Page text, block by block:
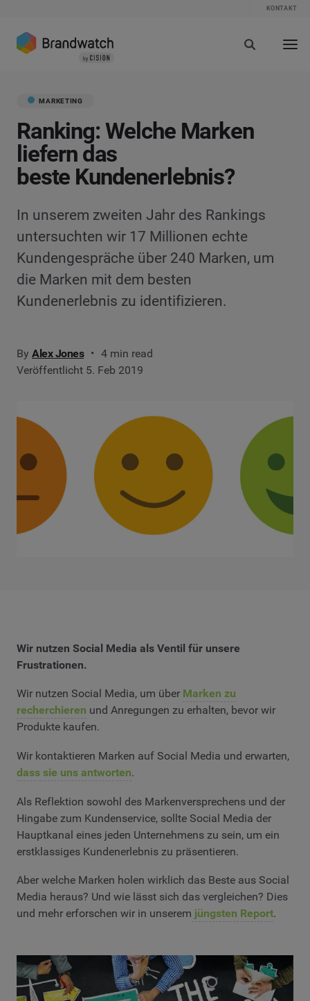
KONTAKT
MARKETING
Ranking: Welche Marken
liefern das
beste Kundenerlebnis?
In unserem zweiten Jahr des Rankings
untersuchten wir 17 Millionen echte
Kundengespräche über 240 Marken, um
die Marken mit dem besten
Kundenerlebnis zu identifizieren.
By Alex Jones
4 min read
Veröffentlicht 5. Feb 2019
Wir nutzen Social Media als Ventil für unsere
Frustrationen.
Wir nutzen Social Media, um über Marken zu
recherchieren und Anregungen zu erhalten, bevor wir
Produkte kaufen.
Wir kontaktieren Marken auf Social Media und erwarten,
dass sie uns antworten.
Als Reflektion sowohl des Markenversprechens und der
Hingabe zum Kundenservice, sollte Social Media der
Hauptkanal eines jeden Unternehmens zu sein, um ein
erstklassiges Kundenerlebnis zu präsentieren.
Aber welche Marken holen wirklich das Beste aus Social
Media heraus? Und wie lässt sich das vergleichen? Dies
und mehr erforschen wir in unserem jüngsten Report.